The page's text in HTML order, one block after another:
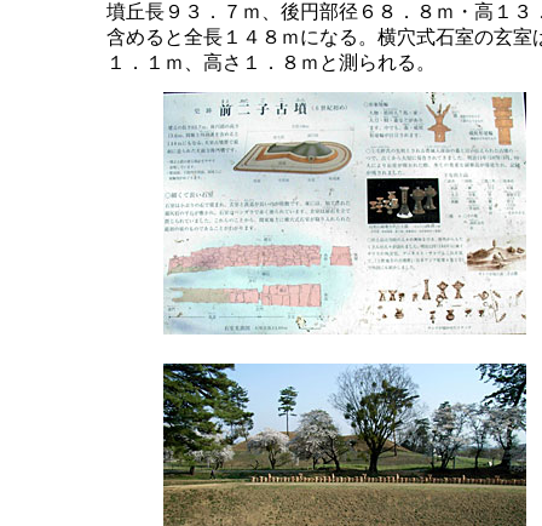
墳丘長９３．７ｍ、後円部径６８．８ｍ・高１
含めると全長１４８ｍになる。横穴式石室の玄
１．１ｍ、高さ１．８ｍと測られる。